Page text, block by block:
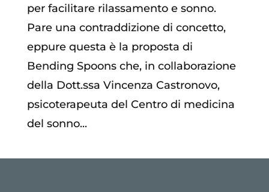
per facilitare rilassamento e sonno.
Pare una contraddizione di concetto,
eppure questa è la proposta di
Bending Spoons che, in collaborazione
della Dott.ssa Vincenza Castronovo,
psicoterapeuta del Centro di medicina
del sonno...